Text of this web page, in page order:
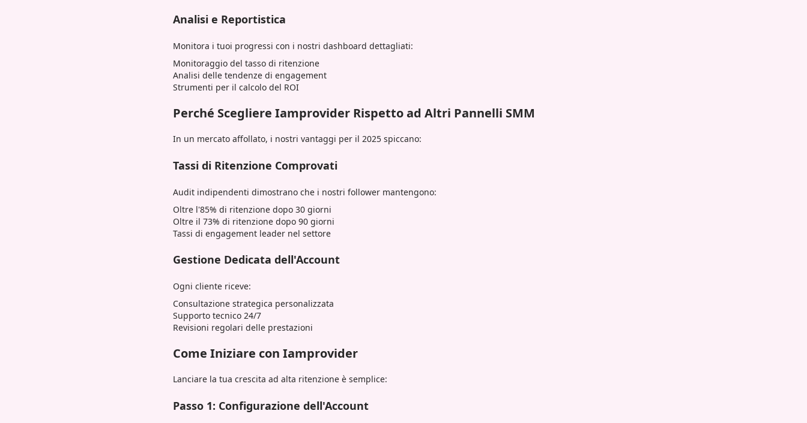
Analisi e Reportistica
Monitora i tuoi progressi con i nostri dashboard dettagliati:
Monitoraggio del tasso di ritenzione
Analisi delle tendenze di engagement
Strumenti per il calcolo del ROI
Perché Scegliere Iamprovider Rispetto ad Altri Pannelli SMM
In un mercato affollato, i nostri vantaggi per il 2025 spiccano:
Tassi di Ritenzione Comprovati
Audit indipendenti dimostrano che i nostri follower mantengono:
Oltre l'85% di ritenzione dopo 30 giorni
Oltre il 73% di ritenzione dopo 90 giorni
Tassi di engagement leader nel settore
Gestione Dedicata dell'Account
Ogni cliente riceve:
Consultazione strategica personalizzata
Supporto tecnico 24/7
Revisioni regolari delle prestazioni
Come Iniziare con Iamprovider
Lanciare la tua crescita ad alta ritenzione è semplice:
Passo 1: Configurazione dell'Account